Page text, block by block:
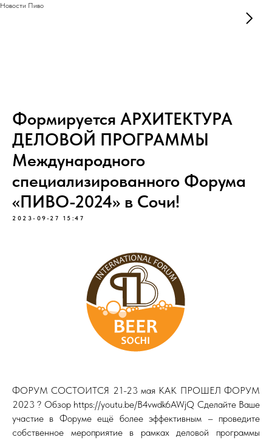
Новости Пиво
Формируется АРХИТЕКТУРА
ДЕЛОВОЙ ПРОГРАММЫ
Международного
специализированного Форума
«ПИВО-2024» в Сочи!
2023-09-27 15:47
ФОРУМ СОСТОИТСЯ 21-23 мая КАК ПРОШЕЛ ФОРУМ
2023 ? Обзор https://youtu.be/B4vwdk6AWjQ Сделайте Ваше
участие в Форуме ещё более эффективным – проведите
собственное мероприятие в рамках деловой программы